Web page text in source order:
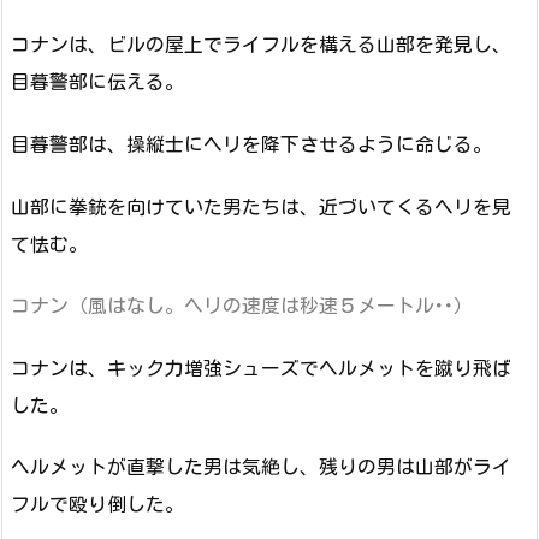
コナンは、ビルの屋上でライフルを構える山部を発見し、
目暮警部に伝える。
目暮警部は、操縦士にヘリを降下させるように命じる。
山部に拳銃を向けていた男たちは、近づいてくるヘリを見
て怯む。
コナン（風はなし。ヘリの速度は秒速５メートル･･）
コナンは、キック力増強シューズでヘルメットを蹴り飛ば
した。
ヘルメットが直撃した男は気絶し、残りの男は山部がライ
フルで殴り倒した。